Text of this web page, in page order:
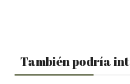
También podría